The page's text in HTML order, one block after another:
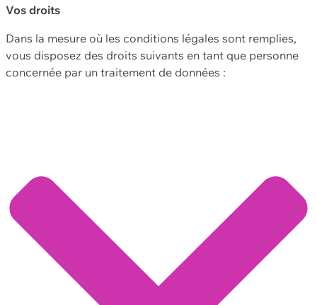
Vos droits
Dans la mesure où les conditions légales sont remplies,
vous disposez des droits suivants en tant que personne
concernée par un traitement de données :